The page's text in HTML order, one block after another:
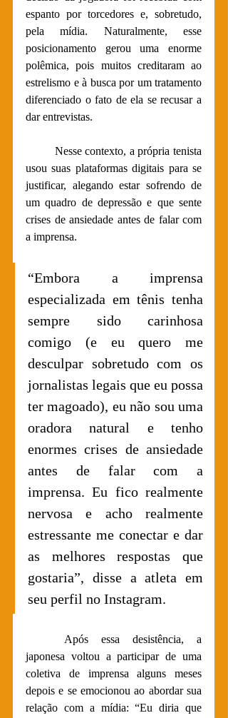
espanto por torcedores e, sobretudo,
pela mídia. Naturalmente, esse
posicionamento gerou uma enorme
polêmica, pois muitos creditaram ao
estrelismo e à busca por um tratamento
diferenciado o fato de ela se recusar a
dar entrevistas.
usou suas plataformas digitais para se
justificar, alegando estar sofrendo de
um quadro de depressão e que sente
crises de ansiedade antes de falar com
a imprensa.
“Embora a imprensa
especializada em tênis tenha
sempre sido carinhosa
comigo (e eu quero me
desculpar sobretudo com os
jornalistas legais que eu possa
ter magoado), eu não sou uma
oradora natural e tenho
enormes crises de ansiedade
antes de falar com a
imprensa. Eu fico realmente
nervosa e acho realmente
estressante me conectar e dar
as melhores respostas que
gostaria”, disse a atleta em
seu perfil no Instagram.
Após essa desistência, a
japonesa voltou a participar de uma
coletiva de imprensa alguns meses
depois e se emocionou ao abordar sua
relação com a mídia: “Eu diria que